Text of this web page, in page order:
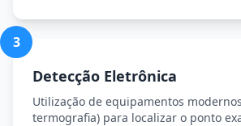
3
Detecção Eletrônica
Utilização de equipamentos
termografia) para localizar o ponto